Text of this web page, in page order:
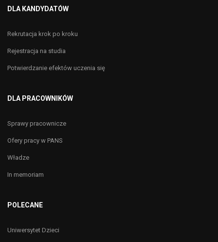
DLA KANDYDATÓW
Rekrutacja krok po kroku
Rejestracja na studia
Potwierdzanie efektów uczenia się
DLA PRACOWNIKÓW
Sprawy pracownicze
Ofery pracy w PANS
Władze
In memoriam
POLECANE
Uniwersytet Dzieci